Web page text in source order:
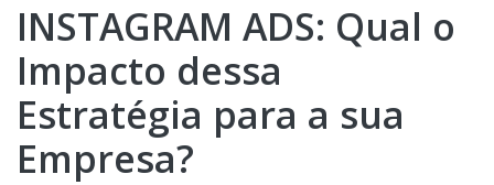
INSTAGRAM ADS: Qual o
Impacto dessa
Estratégia para a sua
Empresa?